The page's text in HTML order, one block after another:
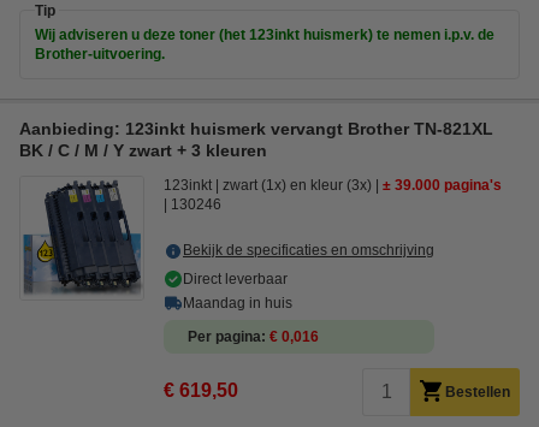
Tip
Wij adviseren u deze toner (het 123inkt huismerk) te nemen i.p.v. de
Brother-uitvoering.
Aanbieding: 123inkt huismerk vervangt Brother TN-821XL
BK / C / M / Y zwart + 3 kleuren
123inkt zwart (1x) en kleur (3x)
± 39.000 pagina's
130246
Bekijk de specificaties en omschrijving
Direct leverbaar
Maandag in huis
Per pagina € 0,016
€ 619,50 Bestellen